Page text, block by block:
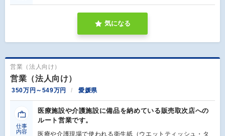
気になる
営業（法人向け）
営業（法人向け）
350万円～549万円 愛媛県
仕事
内容
医療施設や介護施設に備品を納めている販売取次店への
ルート営業です。
医療や介護現場で使われる衛生紙（ウエットティッシュ・タ